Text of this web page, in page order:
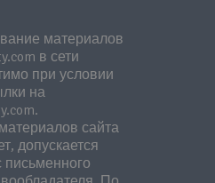
материалов
в сети
при условии
на
сайта
допускается
письменного